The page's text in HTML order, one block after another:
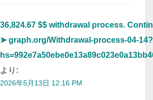
36,824.67 $$ withdrawal process.
➤ graph.org/Withdrawal-process-04-14?
より:
2026年5月13日 12:16 PM